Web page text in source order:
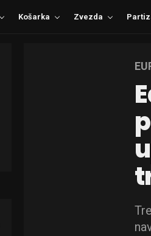
Košarka Zvezda